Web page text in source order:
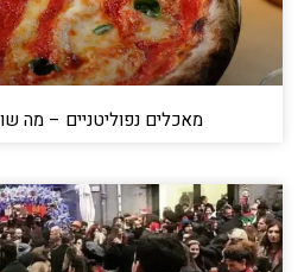
מאכלים נפוליטניים – מה